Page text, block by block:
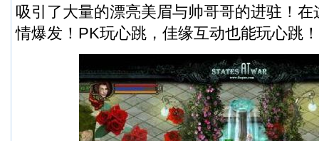
吸引了大量的漂亮美眉与帅哥哥的进驻！
情爆发！PK玩心跳，佳缘互动也能玩心跳！